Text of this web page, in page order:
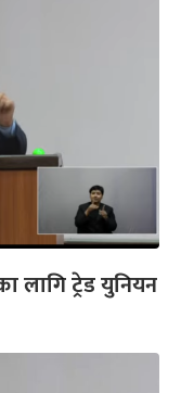
लागि ट्रेड युनियन